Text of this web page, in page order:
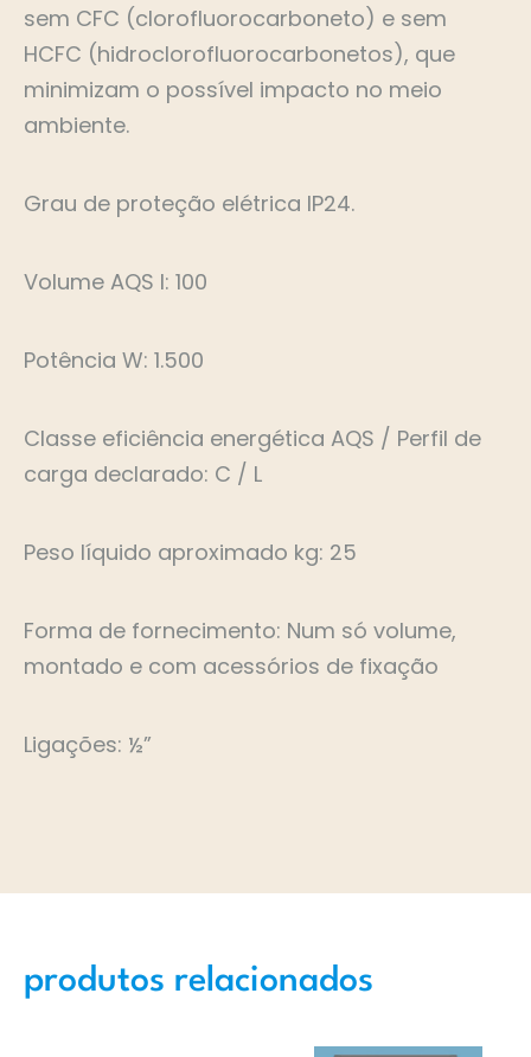
sem CFC (clorofluorocarboneto) e sem
HCFC (hidroclorofluorocarbonetos), que
minimizam o possível impacto no meio
ambiente.
Grau de proteção elétrica IP24.
Volume AQS l: 100
Potência W: 1.500
Classe eficiência energética AQS / Perfil de
carga declarado: C / L
Peso líquido aproximado kg: 25
Forma de fornecimento: Num só volume,
montado e com acessórios de fixação
Ligações: ½”
produtos relacionados